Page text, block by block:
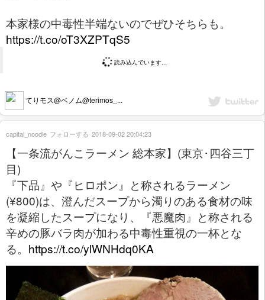
本家様の中毒性半端ないのでぜひそちらも。
https://t.co/oT3XZPTqS5
読み込んでいます...
てりモス@ベノム@terimos_...
【一条流がんこラーメン 総本家】(東京･四谷三丁
目)
『下品』や『ヒロポン』と称されるラーメン
(¥800)は、澄んだスープから濁りのある食材の味
を凝縮したスープになり、『悪魔肉』と称される
辛めの豚バラ肉が加わる中毒性重視の一杯とな
る。 https://t.co/ylWNHdq0KA
capital_noodle フォローする 2018-09-02 20:04:23